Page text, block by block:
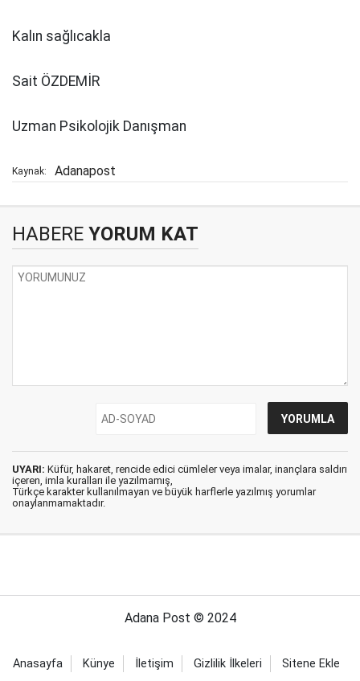
Kalın sağlıcakla
Sait ÖZDEMİR
Uzman Psikolojik Danışman
Kaynak: Adanapost
HABERE YORUM KAT
UYARI: Küfür, hakaret, rencide edici cümleler veya imalar, inançlara saldırı
içeren, imla kuralları ile yazılmamış,
Türkçe karakter kullanılmayan ve büyük harflerle yazılmış yorumlar
onaylanmamaktadır.
Adana Post © 2024
Anasayfa Künye İletişim Gizlilik İlkeleri Sitene Ekle